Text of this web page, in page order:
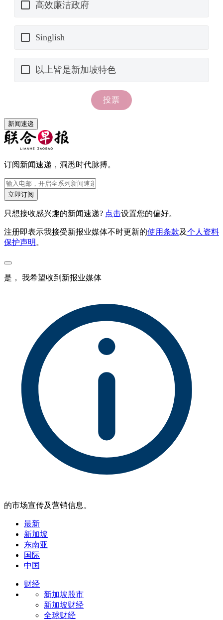
新闻速递
订阅新闻速递，洞悉时代脉搏。
立即订阅
只想接收感兴趣的新闻速递? 点击设置您的偏好。
注册即表示我接受新报业媒体不时更新的使用条款及个人资料
保护声明 。
是， 我希望收到新报业媒体
的市场宣传及营销信息。
最新
新加坡
东南亚
国际
中国
财经
新加坡股市
新加坡财经
全球财经